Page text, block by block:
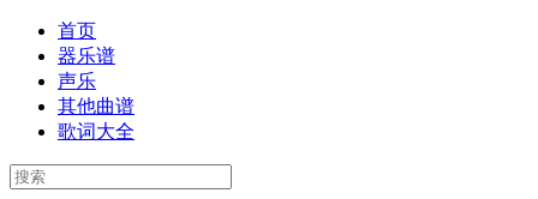
首页
器乐谱
声乐
其他曲谱
歌词大全